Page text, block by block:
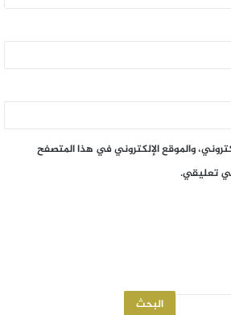
والموقع الإلكتروني في هذا المتصفح
في تعليقي.
البحث